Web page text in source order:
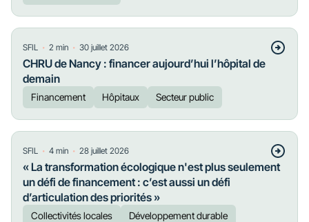
SFIL ・ 2 min ・ 30 juillet 2026
CHRU de Nancy : financer aujourd’hui l’hôpital de
demain
Financement Hôpitaux Secteur public
SFIL ・ 4 min ・ 28 juillet 2026
« La transformation écologique n'est plus seulement
un défi de financement : c’est aussi un défi
d’articulation des priorités »
Collectivités locales Développement durable